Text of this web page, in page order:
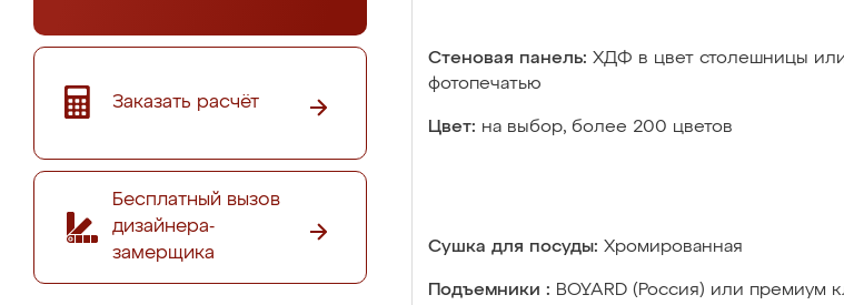
Заказать расчёт
Бесплатный вызов
дизайнера-
замерщика
Стеновая панель: ХДФ в цвет столешницы
фотопечатью
Цвет: на выбор, более 200 цветов
Сушка для посуды: Хромированная
Подъемники : BOYARD (Россия) или премиум